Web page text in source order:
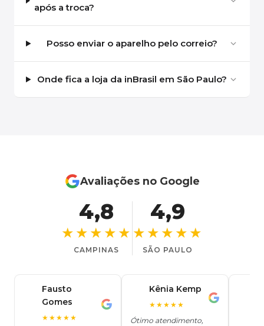
após a troca?
Posso enviar o aparelho pelo correio?
Onde fica a loja da inBrasil em São Paulo?
Avaliações no Google
4,8
★★★★★
CAMPINAS
4,9
★★★★★
SÃO PAULO
Fausto
Gomes
★★★★★
Kênia Kemp
★★★★★
Ótimo atendimento,